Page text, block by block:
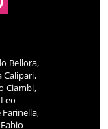
Bellora,
Calipari,
Ciambi,